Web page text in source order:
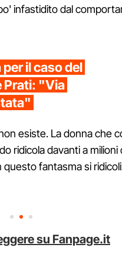
infastidito dal
il caso del
Prati: "Via
esiste. La donna che
ridicola davanti a milioni
fantasma si
su Fanpage.it